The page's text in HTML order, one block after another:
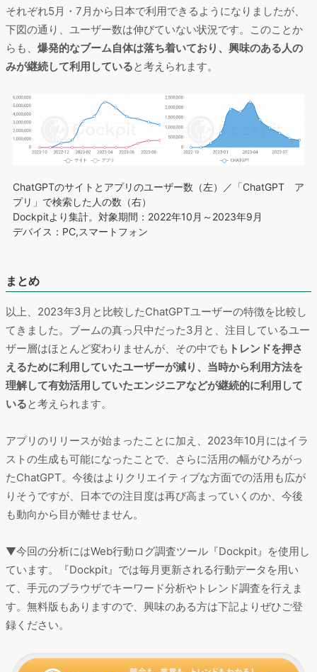
それぞれ5月・7月から日本で利用できるようになりましたが、
下図の通り、ユーザー数は伸びていない状況です。このことか
らも、 爆発的なブーム自体は落ち着いており、興味のある人の
みが継続して利用していると考えられます。
ChatGPTのサイトとアプリのユーザー数（左）／「ChatGPT ア
プリ」で検索した人の数（右）
Dockpitより集計。対象期間：2022年10月～2023年9月
デバイス：PC,スマートフォン
まとめ
以上、2023年3月と比較したChatGPTユーザーの特徴を比較し
てきました。ブームの真っ只中だった3月と、注目しているユー
ザー層はほとんど変わりませんが、その中でも トレンドを押さ
えるために利用していたユーザーが減り、当時から利用方法を
理解して有効活用していたエンジニアなどが継続的に利用して
いると考えられます。
アプリのリリースが始まったことに加え、2023年10月にはイラ
ストの生成も可能になったことで、さらに活用の幅がひろがっ
たChatGPT。今後はよりクリエイティブな方面での活用も広が
りそうですが、日本での注目度は再び高まっていくのか、今後
も動向から目が離せません。
▼今回の分析にはWeb行動ログ調査ツール『Dockpit』を使用し
ています。『Dockpit』では毎月更新される行動データを用い
て、手元のブラウザでキーワード分析やトレンド調査を行えま
す。無料版もありますので、興味のある方は下記よりぜひご登
録ください。